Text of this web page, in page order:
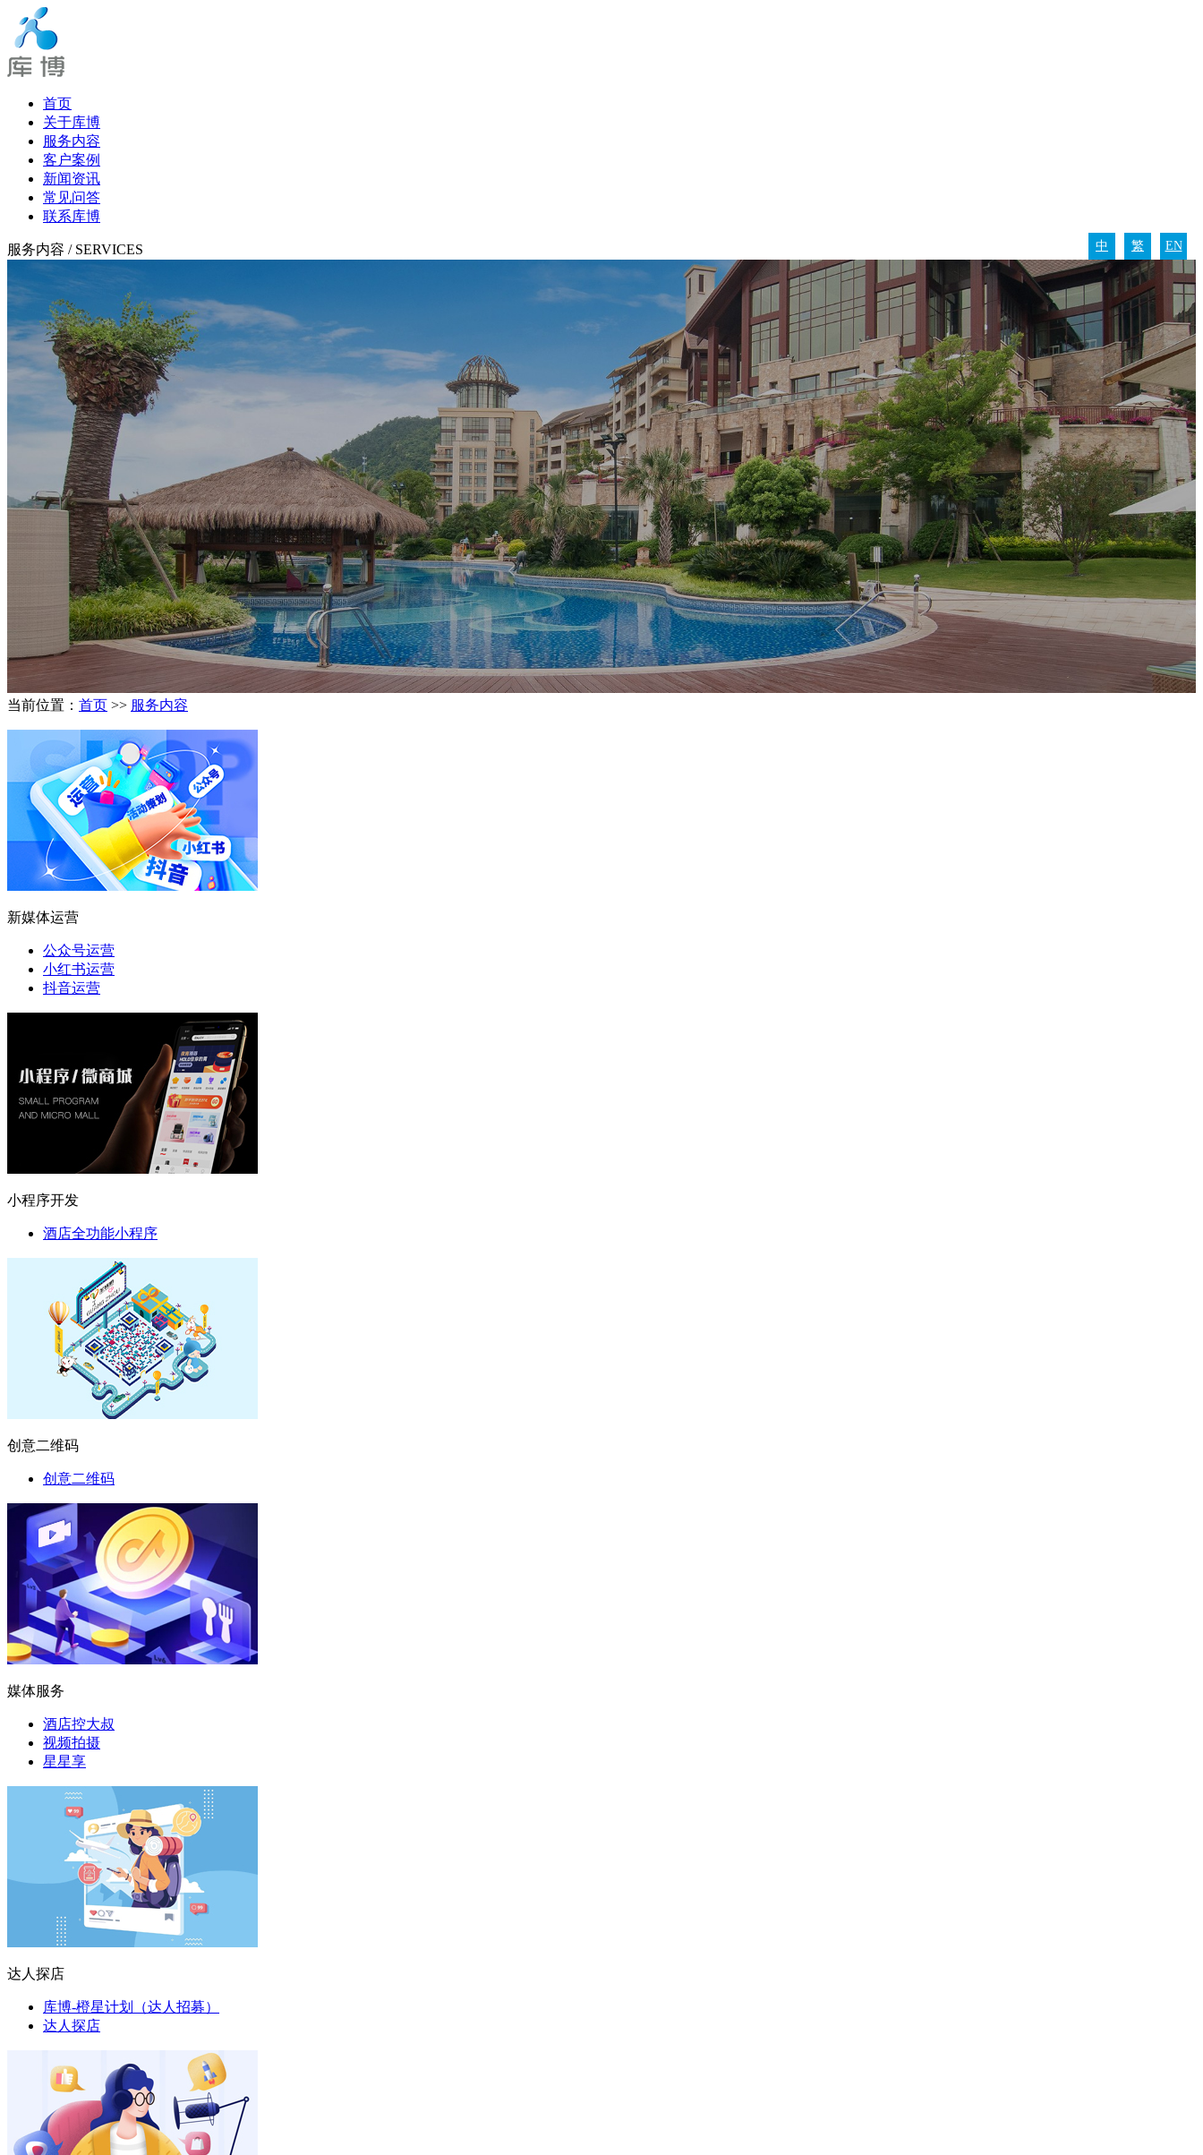
首页
关于库博
服务内容
客户案例
新闻资讯
常见问答
联系库博
中 繁 EN
服务内容 / SERVICES
当前位置： 首页 >> 服务内容
新媒体运营
公众号运营
小红书运营
抖音运营
小程序开发
酒店全功能小程序
创意二维码
创意二维码
媒体服务
酒店控大叔
视频拍摄
星星享
达人探店
库博-橙星计划（达人招募）
达人探店